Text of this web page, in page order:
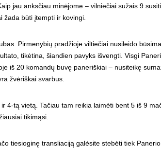
jau anksčiau minėjome – vilniečiai sužais 9
žada būti įtempti ir kovingi.
Pirmenybių pradžioje viltiečiai nusileido
tikėtina, šiandien pavyks išvengti. Visgi
iš 20 komandų buvę paneriškiai – nusiteikę
žvėriškai svarbus.
4-tą vietą. Tačiau tam reikia laimėti bent 5 iš 9
tikimąsi.
tiesioginę transliaciją galėsite stebėti tiek
2008 metų pradžioje, Vilniaus Žirmūnų